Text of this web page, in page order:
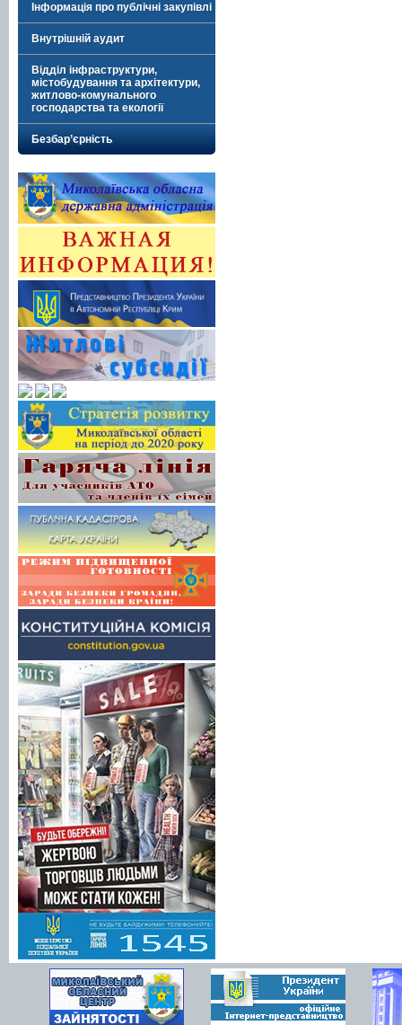
Інформація про публічні закупівлі
Внутрішній аудит
Відділ інфраструктури,
містобудування та архітектури,
житлово-комунального
господарства та екології
Безбар’єрність